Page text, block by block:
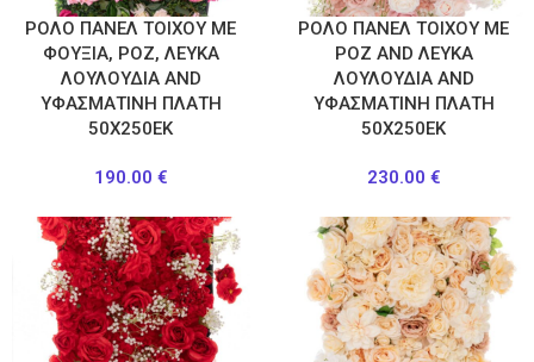
ΡΟΛΟ ΠΑΝΕΛ ΤΟΙΧΟΥ ΜΕ
ΦΟΥΞΙΑ, ΡΟΖ, ΛΕΥΚΑ
ΛΟΥΛΟΥΔΙΑ AND
ΥΦΑΣΜΑΤΙΝΗ ΠΛΑΤΗ
50Χ250ΕΚ
190.00 €
ΡΟΛΟ ΠΑΝΕΛ ΤΟΙΧΟΥ ΜΕ
ΡΟΖ AND ΛΕΥΚΑ
ΛΟΥΛΟΥΔΙΑ AND
ΥΦΑΣΜΑΤΙΝΗ ΠΛΑΤΗ
50Χ250ΕΚ
230.00 €